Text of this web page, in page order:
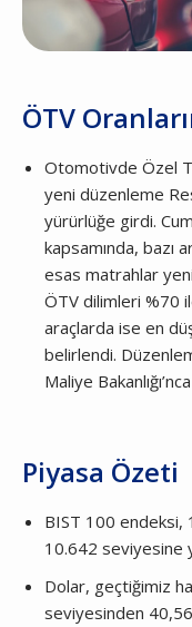
ÖTV
Otomotivde Özel
yeni düzenleme
yürürlüğe girdi.
kapsamında, bazı
esas matrahlar
ÖTV dilimleri %70
araçlarda ise en
belirlendi.
Maliye
Piyasa Özeti
BIST 100 endeksi,
10.642 seviyesine
Dolar, geçtiğimiz
seviyesinden